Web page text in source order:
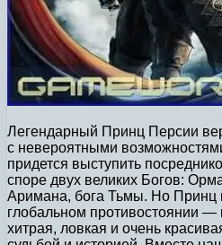
Легендарный Принц Персии
с невероятными
придется выступить
споре двух великих Богов:
Аримана, бога Тьмы. Но Принц
глобальном противостоянии
хитрая, ловкая и очень